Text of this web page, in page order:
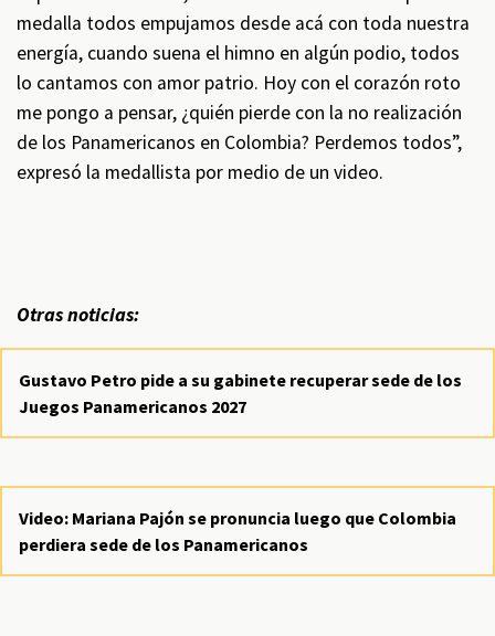
medalla todos empujamos desde acá con toda nuestra
energía, cuando suena el himno en algún podio, todos
lo cantamos con amor patrio. Hoy con el corazón roto
me pongo a pensar, ¿quién pierde con la no realización
de los Panamericanos en Colombia? Perdemos todos”,
expresó la medallista por medio de un video.
Otras noticias:
Gustavo Petro pide a su gabinete recuperar sede de los
Juegos Panamericanos 2027
Video: Mariana Pajón se pronuncia luego que Colombia
perdiera sede de los Panamericanos